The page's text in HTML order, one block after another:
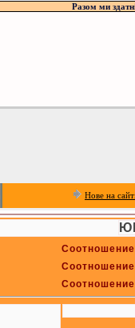
Разом ми
Нове на
Соотношение
Соотношение
Соотношение